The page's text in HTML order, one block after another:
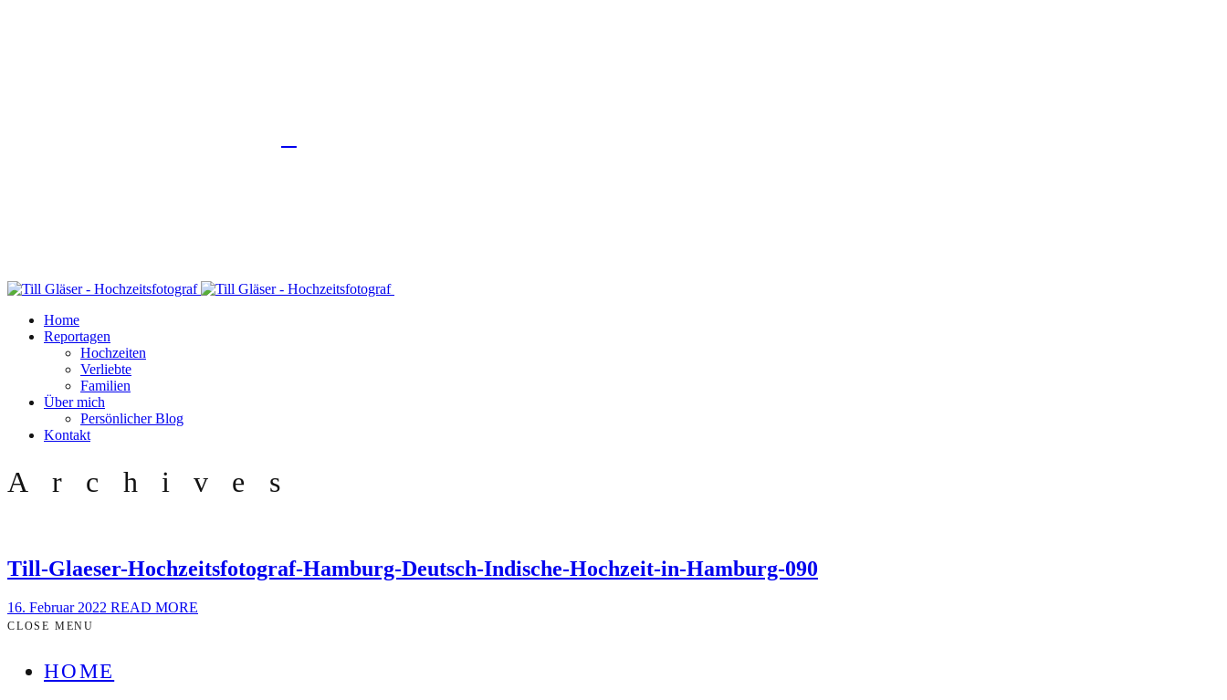
Home
Reportagen
Hochzeiten
Verliebte
Familien
Über mich
Persönlicher Blog
Kontakt
Archives
Till-Glaeser-Hochzeitsfotograf-Hamburg-Deutsch-Indische-Hochzeit-in-Hamburg-090
16. Februar 2022 READ MORE
CLOSE MENU
HOME